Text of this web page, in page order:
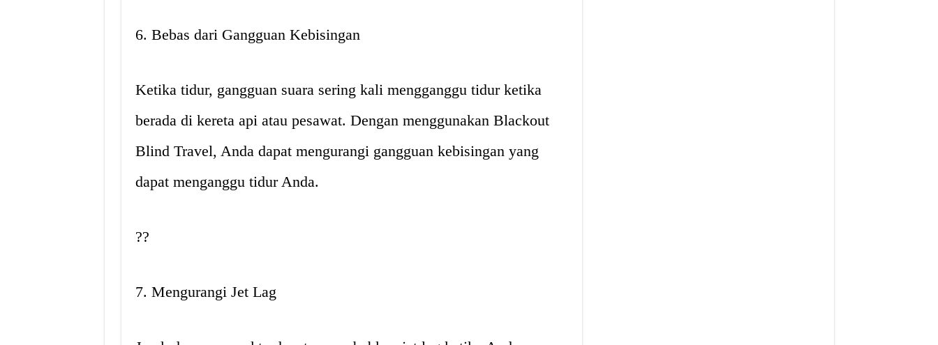
6. Bebas dari Gangguan Kebisingan
Ketika tidur, gangguan suara sering kali mengganggu tidur ketika
berada di kereta api atau pesawat. Dengan menggunakan Blackout
Blind Travel, Anda dapat mengurangi gangguan kebisingan yang
dapat menganggu tidur Anda.
??
7. Mengurangi Jet Lag